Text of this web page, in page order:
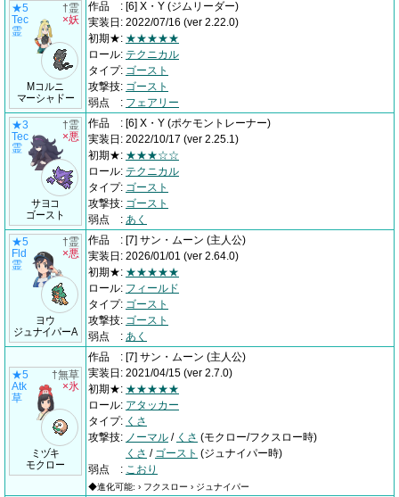
★5
Tec
霊
Mコルニ
マーシャドー
†霊
×妖
作品 : [6] X・Y (ジムリーダー)
実装日 : 2022/07/16 (ver 2.22.0)
初期★: ★★★★★
ロール: テクニカル
タイプ: ゴースト
攻撃技: ゴースト
弱点
: フェアリー
★3
Tec
霊
サヨコ
ゴースト
†霊
×悪
作品 : [6] X・Y (ポケモントレーナー)
実装日 : 2022/10/17 (ver 2.25.1)
初期★: ★★★☆☆
ロール: テクニカル
タイプ: ゴースト
攻撃技: ゴースト
弱点
: あく
★5
Fld
霊
ヨウ
ジュナイパーA
†霊
×悪
作品 : [7] サン・ムーン (主人公)
実装日 : 2026/01/01 (ver 2.64.0)
初期★: ★★★★★
ロール: フィールド
タイプ: ゴースト
攻撃技: ゴースト
弱点
: あく
★5
Atk
草
ミヅキ
モクロー
†無草
×氷
作品 : [7] サン・ムーン (主人公)
実装日 : 2021/04/15 (ver 2.7.0)
初期★: ★★★★★
ロール: アタッカー
タイプ: くさ
攻撃技: ノーマル / くさ (モクロー/フクスロー時)
くさ / ゴースト (ジュナイパー時)
弱点
: こおり
◆進化可能: › フクスロー › ジュナイパー